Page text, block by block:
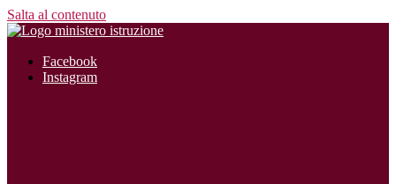
Salta al contenuto
Facebook
Instagram